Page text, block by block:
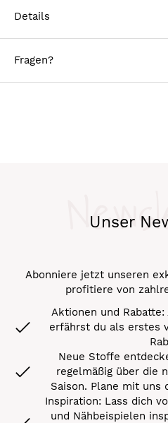
Details
Fragen?
Unser
Abonniere jetzt unseren
profitiere von
Aktionen und
erfährst du als erstes
Neue Stoffe
regelmäßig über die
Saison. Plane mit uns
Inspiration: Lass dich
und Nähbeispielen